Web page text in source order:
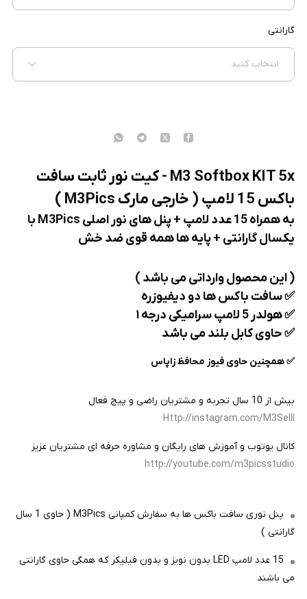
گارانتی
انتخاب کنید
M3 Softbox KIT 5x - کیت نور ثابت سافت
باکس 15 لامپ ( خارجی مارک M3Pics )
به همراه 15 عدد لامپ + پنل های نور اصلی M3Pics با
یکسال گارانتی + پایه ها همه قوی ضد خش
( این محصول وارداتی می باشد )
✅️ سافت باکس ها دو دیفیوزره
✅️ هولدر 5 لامپ سرامیکی درجه ۱
✅️ حاوی کابل بلند می باشد
✅️ همچنین حاوی فیوز محافظ زاپاس
بیش از 10 سال تجربه و مشتریان راضی و پیج فعال
Http://instagram.com/M3Selll
کانال یوتوب و آموزش های رایگان و مشاوره حرفه ای مشتریان عزیز
http://youtube.com/m3picsstudio
پنل نوری سافت باکس ها به سفارش کمپانی M3Pics ( حاوی 1 سال
گارانتی )
15 عدد لامپ LED بدون نویز و بدون فیلیکر که همگی حاوی گارانتی
می باشند